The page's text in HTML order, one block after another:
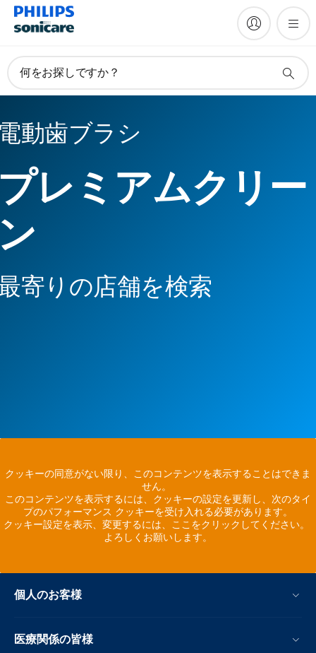
何をお探しですか？
動歯ブラシ
レミアムクリー
寄りの店舗を検索
クッキーの同意がない限り、このコンテンツを表示することはできま
せん。
このコンテンツを表示するには、クッキーの設定を更新し、次のタイ
プのパフォーマンス クッキーを受け入れる必要があります。
クッキー設定を表示、変更するには、ここをクリックしてください。
よろしくお願いします。
個人のお客様
医療関係の皆様